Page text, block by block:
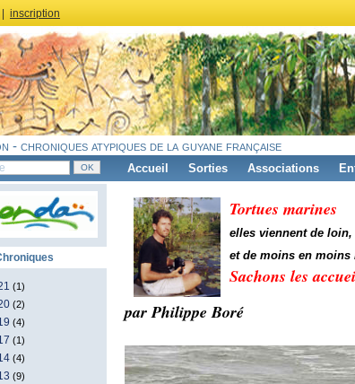
inscription
- chroniques atypiques de la guyane française
Accueil Sorties Associations
(1)
(2)
(4)
(1)
(4)
(9)
Tortues marines
elles viennent de
et de moins en moins
Sachons les
par Philippe Boré